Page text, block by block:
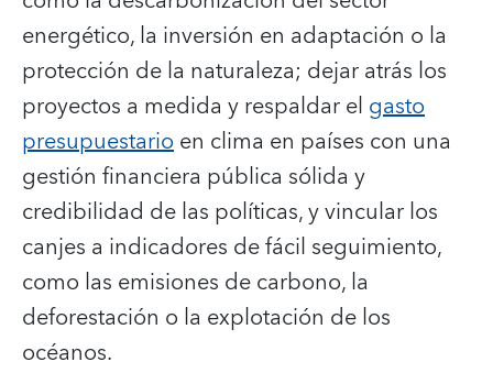
energético, la inversión en adaptación o la
protección de la naturaleza; dejar atrás los
proyectos a medida y respaldar el gasto
presupuestarioen clima en países con una
gestión financiera pública sólida y
credibilidad de las políticas, y vincular los
canjes a indicadores de fácil seguimiento,
como las emisiones de carbono, la
deforestación o la explotación de los
océanos.